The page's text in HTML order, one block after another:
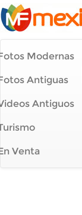
Modernas
Antiguas
Antiguos
Venta